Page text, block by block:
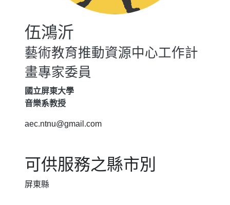
伍鴻沂
藝術教育推動資源中心工作計
畫專家委員
國立屏東大學
音樂系教授
aec.ntnu@gmail.com
可供服務之縣市別
屏東縣